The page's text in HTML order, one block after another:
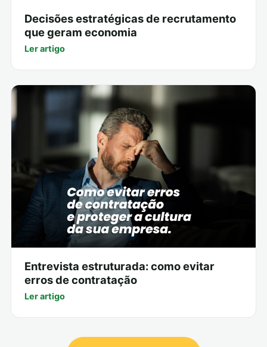
Decisões estratégicas de recrutamento
que geram economia
Ler artigo
Entrevista estruturada: como evitar
erros de contratação
Ler artigo